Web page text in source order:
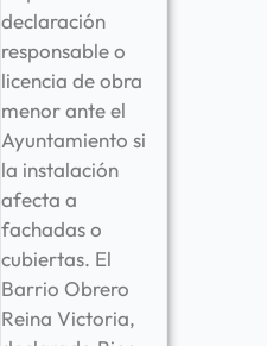
declaración
responsable o
licencia de obra
menor ante el
Ayuntamiento si
la instalación
afecta a
fachadas o
cubiertas. El
Barrio Obrero
Reina Victoria,